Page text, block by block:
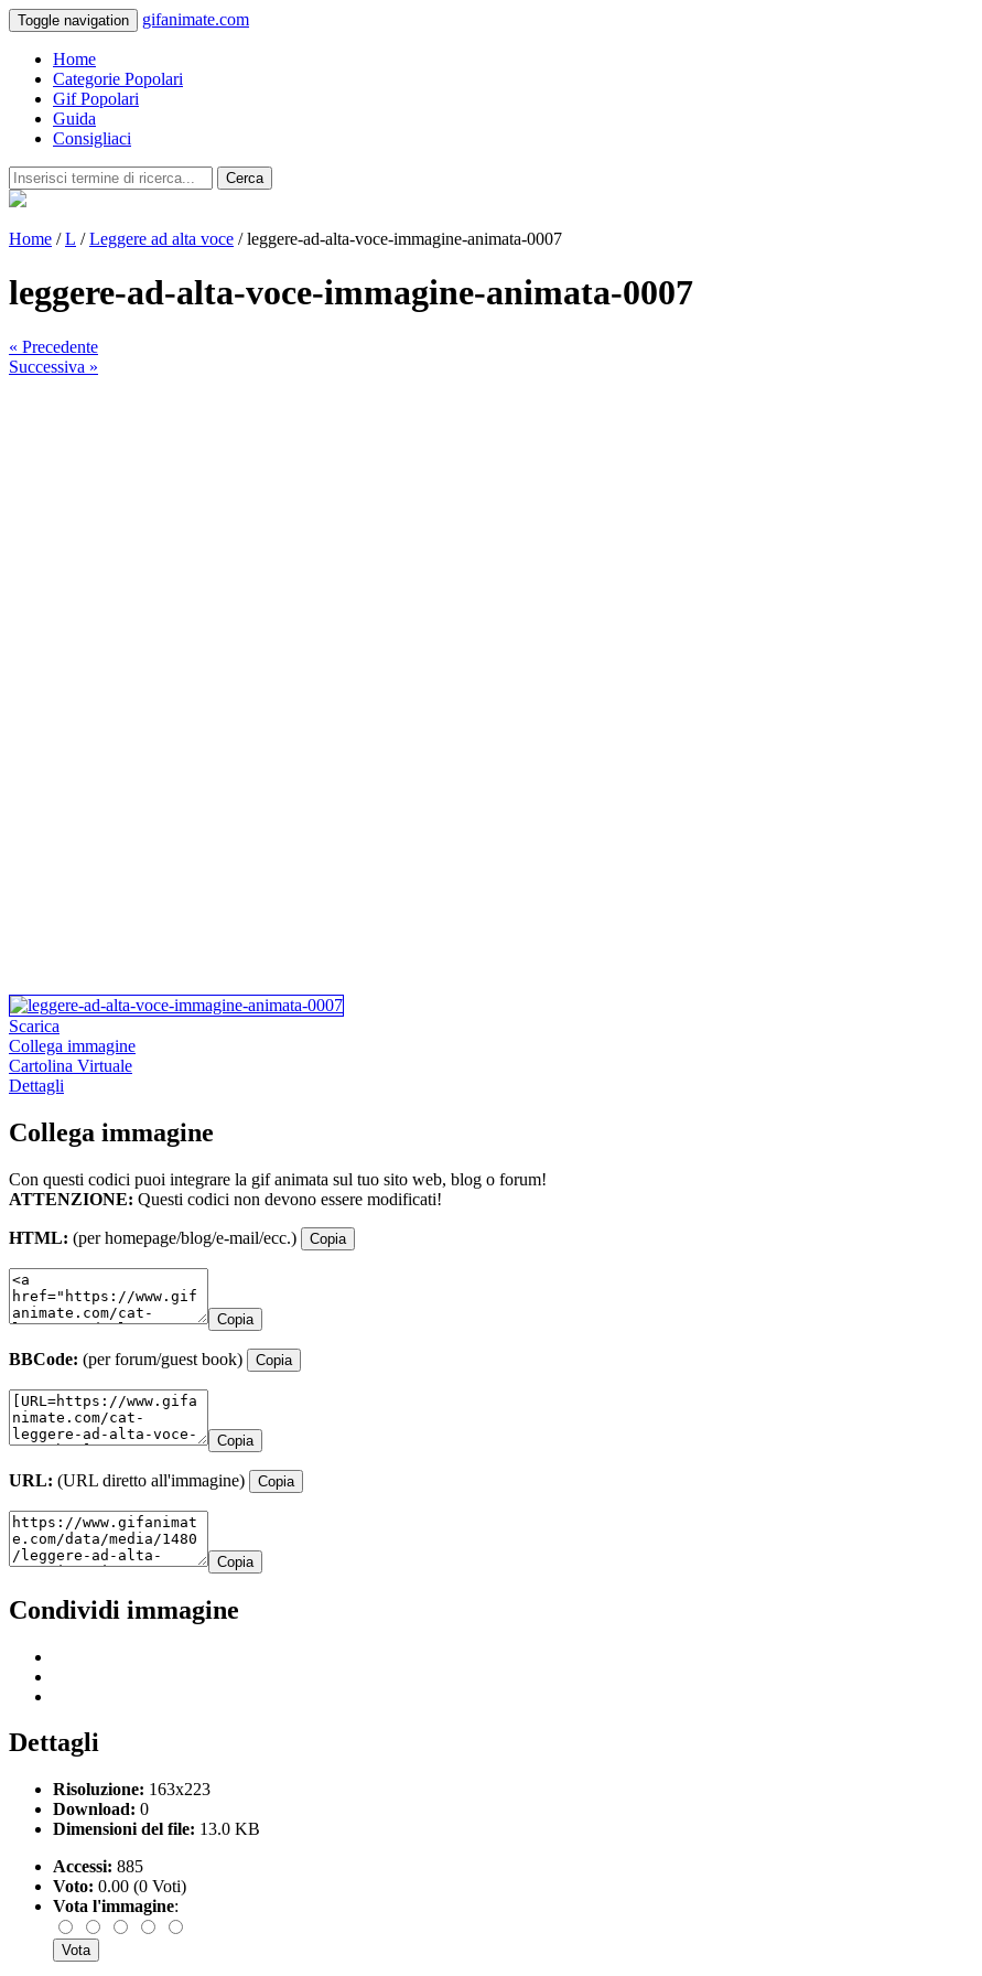
Toggle navigation gifanimate.com
Home
Categorie Popolari
Gif Popolari
Guida
Consigliaci
Cerca
Home /L /Leggere ad alta voce / leggere-ad-alta-voce-immagine-animata-0007
leggere-ad-alta-voce-immagine-animata-0007
« Precedente
Successiva »
Scarica
Collega immagine
Cartolina Virtuale
Dettagli
Collega immagine
Con questi codici puoi integrare la gif animata sul tuo sito web, blog o forum!
ATTENZIONE: Questi codici non devono essere modificati!
HTML: (per homepage/blog/e-mail/ecc.) Copia
Copia
BBCode: (per forum/guest book) Copia
Copia
URL: (URL diretto all'immagine) Copia
Copia
Condividi immagine
Dettagli
Risoluzione: 163x223
Download: 0
Dimensioni del file: 13.0 KB
Accessi: 885
Voto: 0.00 (0 Voti)
Vota l'immagine: